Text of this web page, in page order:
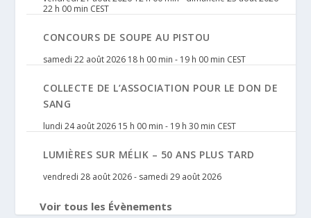
22 h 00 min CEST
CONCOURS DE SOUPE AU PISTOU
samedi 22 août 2026 18 h 00 min - 19 h 00 min CEST
COLLECTE DE L’ASSOCIATION POUR LE DON DE
SANG
lundi 24 août 2026 15 h 00 min - 19 h 30 min CEST
LUMIÈRES SUR MÉLIK – 50 ANS PLUS TARD
vendredi 28 août 2026- samedi 29 août 2026
Voir tous les Évènements